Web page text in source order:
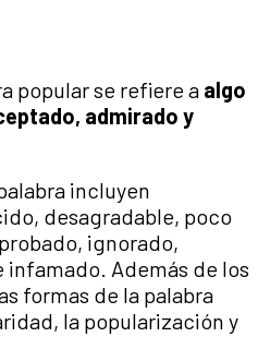
popular se refiere a algo
admirado y
incluyen
desagradable, poco
ignorado,
Además de los
formas de la palabra
la popularización y